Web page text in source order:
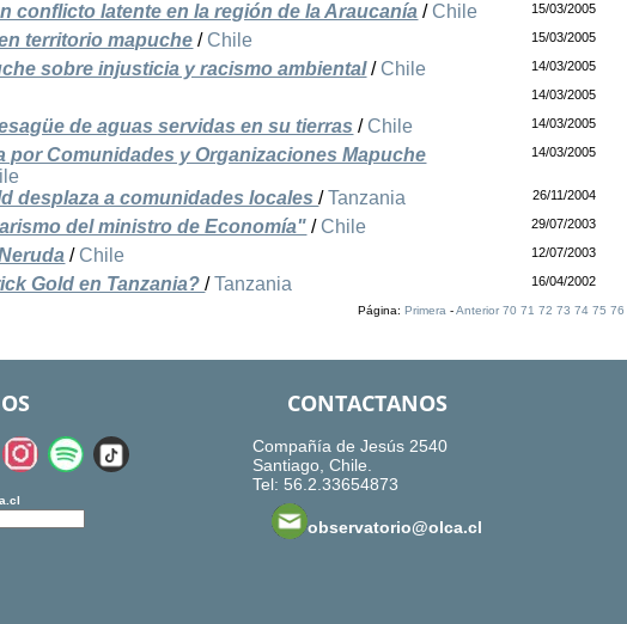
conflicto latente en la región de la Araucanía / Chile 15/03/2005
territorio mapuche / Chile 15/03/2005
sobre injusticia y racismo ambiental/ Chile 14/03/2005
14/03/2005
de aguas servidas en su tierras / Chile 14/03/2005
por Comunidades y Organizaciones Mapuche
14/03/2005
desplaza a comunidades locales/Tanzania 26/11/2004
del ministro de Economía" / Chile 29/07/2003
/ Chile 12/07/2003
Gold en Tanzania?/Tanzania 16/04/2002
Página: Primera-Anterior 70 71 72 73 74 75 76
CONTACTANOS
Compañía de Jesús 2540
Santiago, Chile.
Tel: 56.2.33654873
observatorio@olca.cl